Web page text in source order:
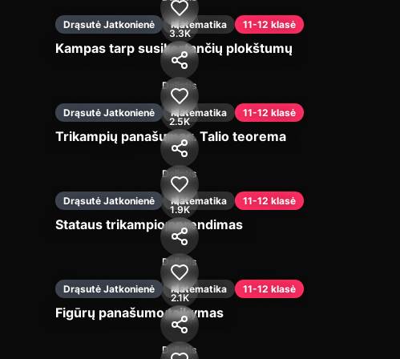
Įjungti
Drąsutė Jatkonienė Matematika 11-12 klasė
Kampas tarp susikertančių plokštumų
3.3K
Dalintis
Įjungti
Drąsutė Jatkonienė Matematika 11-12 klasė
Trikampių panašumas. Talio teorema
2.5K
Dalintis
Įjungti
Drąsutė Jatkonienė Matematika 11-12 klasė
Stataus trikampio sprendimas
1.9K
Dalintis
Įjungti
Drąsutė Jatkonienė Matematika 11-12 klasė
Figūrų panašumo taikymas
2.1K
Dalintis